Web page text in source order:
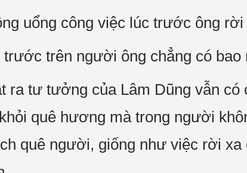
uổng công việc lúc trước ông
trước trên người ông chẳng có bao
ra tư tưởng của Lâm Dũng vẫn
quê hương mà trong người
quê người, giống như việc rời